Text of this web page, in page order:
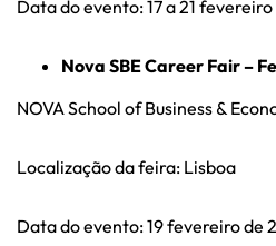
Data do evento: 17 a 21
Nova SBE Career Fair –
NOVA School of Business &
Localização da feira: Lisboa
Data do evento: 19 fevereiro de